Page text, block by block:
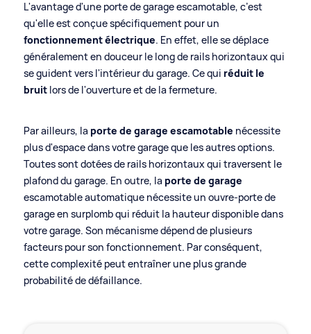
L'avantage d'une porte de garage escamotable, c’est
qu'elle est conçue spécifiquement pour un
fonctionnement électrique. En effet, elle se déplace
généralement en douceur le long de rails horizontaux qui
se guident vers l'intérieur du garage. Ce qui réduit le
bruitlors de l'ouverture et de la fermeture.
Par ailleurs, la porte de garage escamotable nécessite
plus d'espace dans votre garage que les autres options.
Toutes sont dotées de rails horizontaux qui traversent le
plafond du garage. En outre, la porte de garage
escamotable automatique nécessite un ouvre-porte de
garage en surplomb qui réduit la hauteur disponible dans
votre garage. Son mécanisme dépend de plusieurs
facteurs pour son fonctionnement. Par conséquent,
cette complexité peut entraîner une plus grande
probabilité de défaillance.